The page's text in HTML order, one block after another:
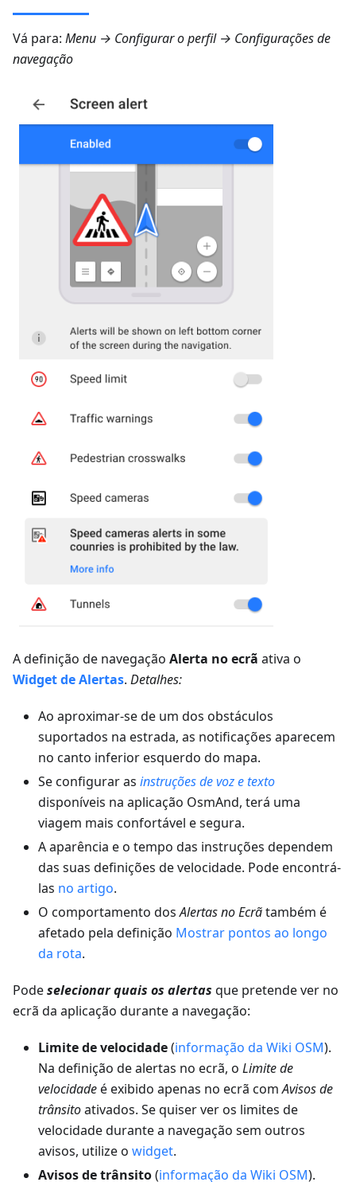
Vá para: Menu → Configurar o perfil → Configurações de
navegação
A definição de navegação Alerta no ecrã ativa o
Widget de Alertas. Detalhes:
Ao aproximar-se de um dos obstáculos
suportados na estrada, as notificações aparecem
no canto inferior esquerdo do mapa.
Se configurar as instruções de voz e texto
disponíveis na aplicação OsmAnd, terá uma
viagem mais confortável e segura.
A aparência e o tempo das instruções dependem
das suas definições de velocidade. Pode encontrá-
las no artigo.
O comportamento dosAlertas no Ecrãtambém é
afetado pela definição Mostrar pontos ao longo
da rota.
Podeselecionar quais os alertas que pretende ver no
ecrã da aplicação durante a navegação:
Limite de velocidade(informação da Wiki OSM).
Na definição de alertas no ecrã, o Limite de
velocidadeé exibido apenas no ecrã comAvisos de
trânsitoativados. Se quiser ver os limites de
velocidade durante a navegação sem outros
avisos, utilize o widget.
Avisos de trânsito(informação da Wiki OSM).